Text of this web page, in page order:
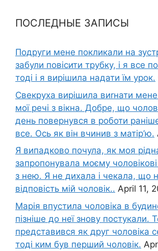
ПОСЛЕДНЫЕ ЗАПИСЫ
Подруги мене покликали на
забули повісити трубку, і я все
тоді і я вирішила надати їм урок.
Свекруха вирішила виrнати мене
мої речі з вікна. Добре, що
день повернувся в роботи
все. Ось як він вчинив з матір’ю.
Я випадково почула, як моя
запропонувала моєму
з нею. Я не дихала і чекала, що
відповість мій чоловік.. April 11,
Марія впустила чоловіка в
пізніше до неї знову постукали.
представився як друг чоловіка
тоді ким був перший чоловік.